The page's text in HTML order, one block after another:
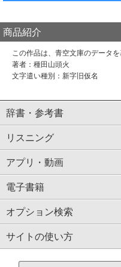
商品紹介
この作品は、青空文庫のデータを
著者：種田山頭火
文字遣い種別：新字旧仮名
辞書・参考書
リスニング
アプリ・動画
電子書籍
オプション検索
サイトの使い方